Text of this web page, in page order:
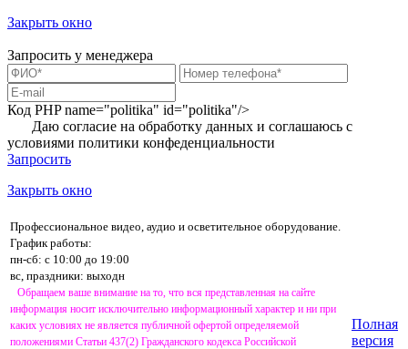
Закрыть окно
Запросить у менеджера
Код PHPname="politika" id="politika"/>
Даю согласие на обработку данных и соглашаюсь с
условиями политики конфеденциальности
Запросить
Закрыть окно
Профессиональное видео, аудио и осветительное оборудование.
График работы:
пн-сб: с 10:00 до 19:00
вс, праздники: выходн
Обращаем ваше внимание на то, что вся представленная на сайте
информация носит исключительно информационный характер и ни при
каких условиях не является публичной офертой определяемой
положениями Статьи 437(2) Гражданского кодекса Российской
Полная
версия